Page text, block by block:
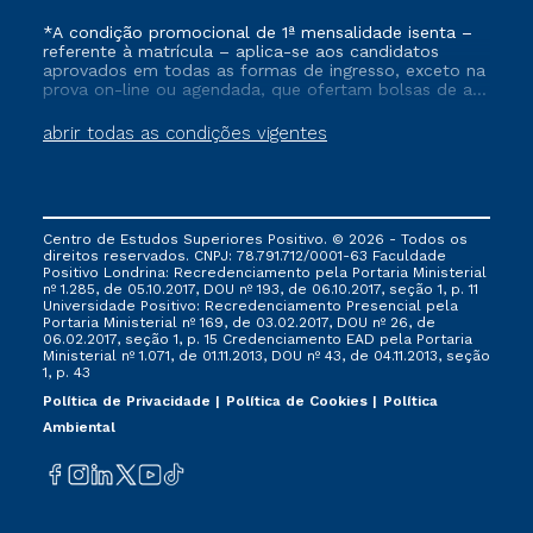
abrir todas as condições vigentes
*A condição promocional de 1ª mensalidade isenta –
referente à matrícula – aplica-se aos candidatos
aprovados em todas as formas de ingresso, exceto na
prova on-line ou agendada, que ofertam bolsas de até
vigente, que ainda não tenham efetivado e/ou não
tenham cancelado ou trancado sua matrícula em uma
via FIES, Prouni e outros programas governamentais, e
não se acumula com nenhuma outra campanha
ofertada pela Instituição.
Centro de Estudos Superiores Positivo. © 2026 - Todos os
direitos reservados. CNPJ: 78.791.712/0001-63 Faculdade
Positivo Londrina: Recredenciamento pela Portaria Ministerial
nº 1.285, de 05.10.2017, DOU nº 193, de 06.10.2017, seção 1, p. 11
Universidade Positivo: Recredenciamento Presencial ​pela
Portaria Ministerial nº 169, de 03.02.2017, DOU nº 26, de
06.02.2017, seção 1, p. 15 Credenciamento EAD pela Portaria
Ministerial nº 1.071, de 01.11.2013, DOU nº 43, de 04.11.2013, seção
1, p. 43
Política de Privacidade
Política de Cookies
Política
Ambiental